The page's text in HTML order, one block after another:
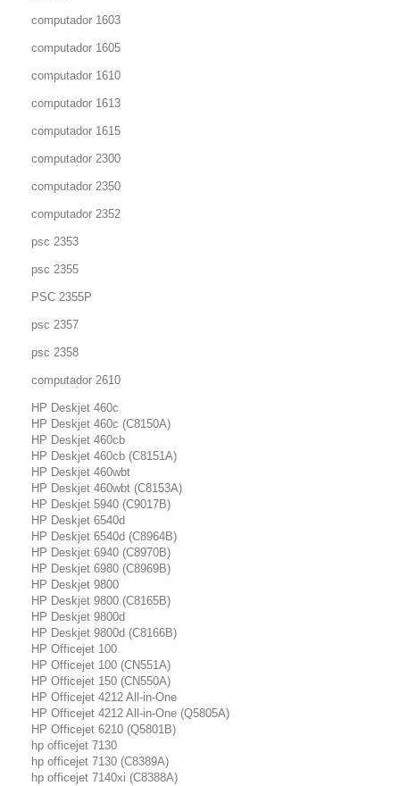
computador 1603
computador 1605
computador 1610
computador 1613
computador 1615
computador 2300
computador 2350
computador 2352
psc 2353
psc 2355
PSC 2355P
psc 2357
psc 2358
computador 2610
HP Deskjet 460c
HP Deskjet 460c (C8150A)
HP Deskjet 460cb
HP Deskjet 460cb (C8151A)
HP Deskjet 460wbt
HP Deskjet 460wbt (C8153A)
HP Deskjet 5940 (C9017B)
HP Deskjet 6540d
HP Deskjet 6540d (C8964B)
HP Deskjet 6940 (C8970B)
HP Deskjet 6980 (C8969B)
HP Deskjet 9800
HP Deskjet 9800 (C8165B)
HP Deskjet 9800d
HP Deskjet 9800d (C8166B)
HP Officejet 100
HP Officejet 100 (CN551A)
HP Officejet 150 (CN550A)
HP Officejet 4212 All-in-One
HP Officejet 4212 All-in-One (Q5805A)
HP Officejet 6210 (Q5801B)
hp officejet 7130
hp officejet 7130 (C8389A)
hp officejet 7140xi (C8388A)